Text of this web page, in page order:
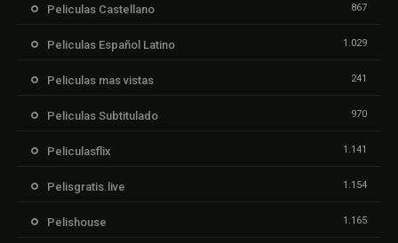
Peliculas Castellano 867
Peliculas Español Latino 1.029
Peliculas mas vistas 241
Peliculas Subtitulado 970
Peliculasflix 1.141
Pelisgratis.live 1.154
Pelishouse 1.165